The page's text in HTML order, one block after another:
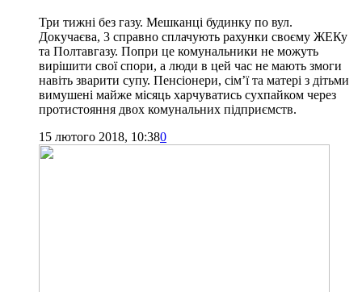
Три тижні без газу. Мешканці будинку по вул.
Докучаєва, 3 справно сплачують рахунки своєму ЖЕКу
та Полтавгазу. Попри це комунальники не можуть
вирішити свої спори, а люди в цей час не мають змоги
навіть зварити супу. Пенсіонери, сім’ї та матері з дітьми
вимушені майже місяць харчуватись сухпайком через
протистояння двох комунальних підприємств.
15 лютого 2018, 10:380